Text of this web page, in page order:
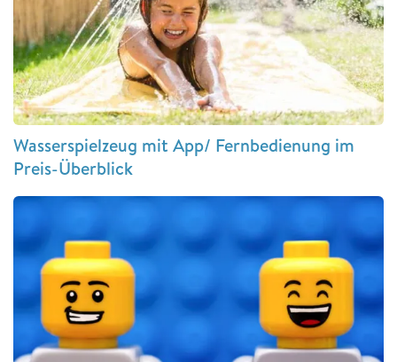
Wasserspielzeug mit App/ Fernbedienung im
Preis-Überblick